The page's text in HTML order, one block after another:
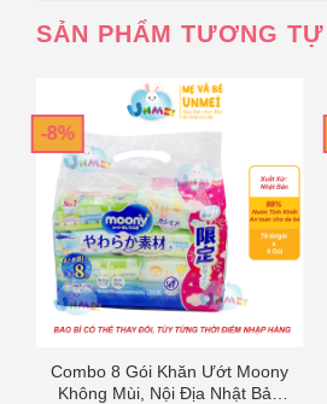
SẢN PHẨM TƯƠNG TỰ
-8%
Combo 8 Gói Khăn Ướt Moony
Không Mùi, Nội Địa Nhật Bản